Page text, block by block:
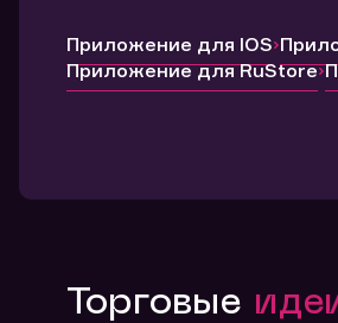
Приложение для IOS
Приложение для RuStore
Торговые